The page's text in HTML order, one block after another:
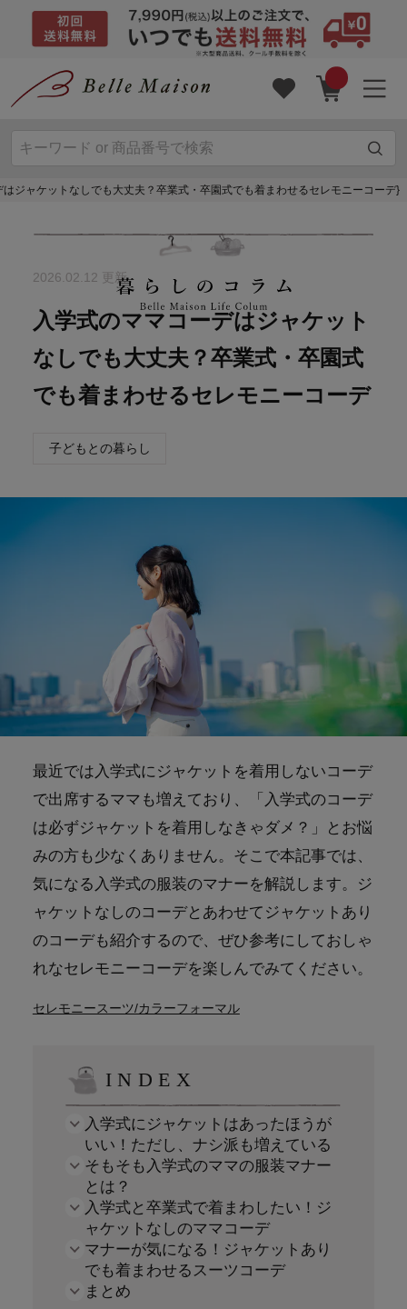
ジャケットなしでも大丈夫？卒業式・卒園式でも着まわせるセレモニーコーデ}
2026.02.12 更新
入学式のママコーデはジャケット
なしでも大丈夫？卒業式・卒園式
でも着まわせるセレモニーコーデ
子どもとの暮らし
最近では入学式にジャケットを着用しないコーデ
で出席するママも増えており、「入学式のコーデ
は必ずジャケットを着用しなきゃダメ？」とお悩
みの方も少なくありません。そこで本記事では、
気になる入学式の服装のマナーを解説します。ジ
ャケットなしのコーデとあわせてジャケットあり
のコーデも紹介するので、ぜひ参考にしておしゃ
れなセレモニーコーデを楽しんでみてください。
セレモニースーツ/カラーフォーマル
INDEX
入学式にジャケットはあったほうが
いい！ただし、ナシ派も増えている
そもそも入学式のママの服装マナー
とは？
入学式と卒業式で着まわしたい！ジ
ャケットなしのママコーデ
マナーが気になる！ジャケットあり
でも着まわせるスーツコーデ
まとめ